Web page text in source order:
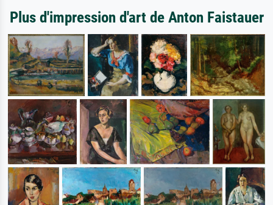
Plus d'impression d'art de Anton Faistauer